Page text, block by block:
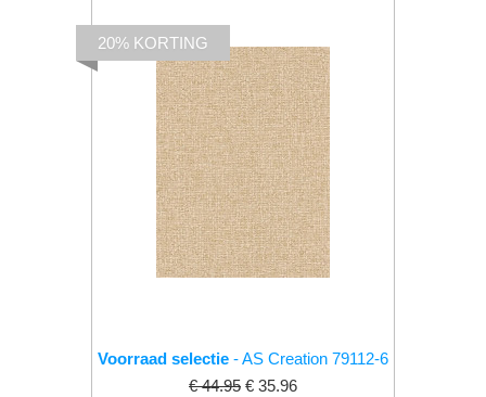
Voorraad selectie - AS Creation 79112-6
€ 44.95 € 35.96
20% KORTING